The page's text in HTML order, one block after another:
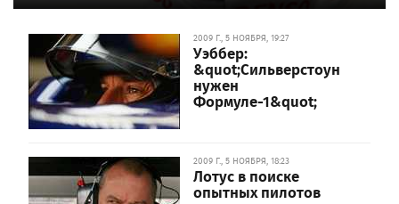
2009 Г., 5 НОЯБРЯ, 19:27
Уэббер:
&quot;Сильверстоун
нужен
Формуле-1&quot;
2009 Г., 5 НОЯБРЯ, 18:23
Лотус в поиске
опытных пилотов